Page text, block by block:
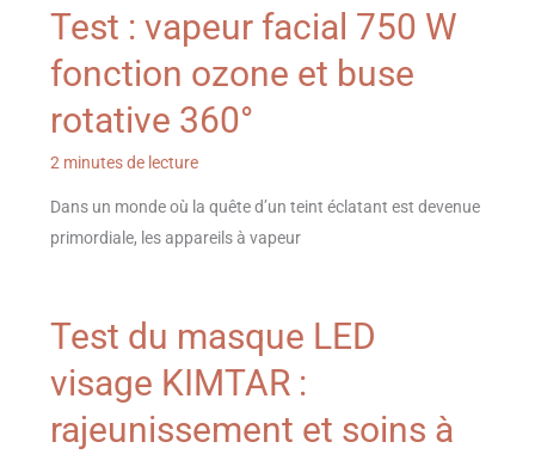
Test : vapeur facial 750 W
fonction ozone et buse
rotative 360°
2 minutes de lecture
Dans un monde où la quête d’un teint éclatant est devenue
primordiale, les appareils à vapeur
Test du masque LED
visage KIMTAR :
rajeunissement et soins à